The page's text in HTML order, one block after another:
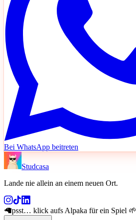
Bei WhatsApp beitreten
Studcasa
Lande nie allein an einem neuen Ort.
🦙psst… klick aufs Alpaka für ein Spiel 🌱